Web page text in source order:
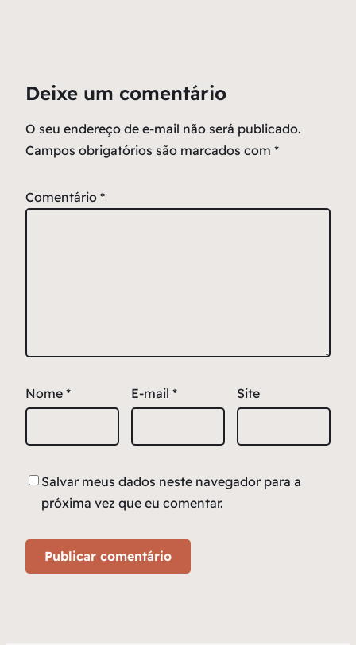
Deixe um comentário
O seu endereço de e-mail não será publicado.
Campos obrigatórios são marcados com *
Comentário *
Nome * E-mail * Site
Salvar meus dados neste navegador para a
próxima vez que eu comentar.